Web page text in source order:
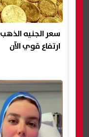
ارتفاع قوي الآن